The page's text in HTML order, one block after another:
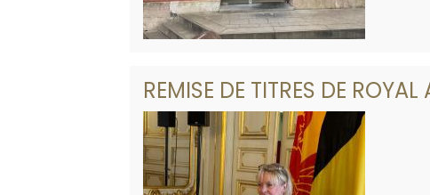
REMISE DE TITRES DE